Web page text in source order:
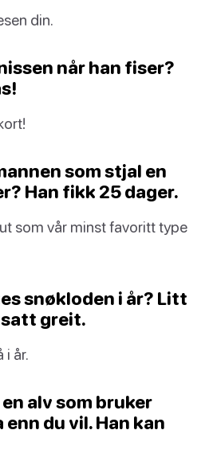
din.
når han fiser?
som stjal en
Han fikk 25 dager.
som vår minst favoritt type
snøkloden i år? Litt
greit.
i år.
alv som bruker
du vil. Han kan